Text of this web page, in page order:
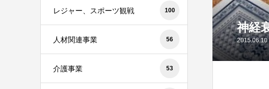
神経
2015.06.10
レジャー、スポーツ観戦 100
人材関連事業 56
介護事業 53